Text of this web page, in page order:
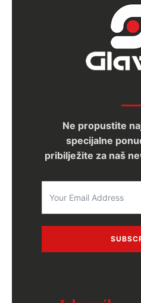
Ne propustite
specijalne
pribilježite za naš